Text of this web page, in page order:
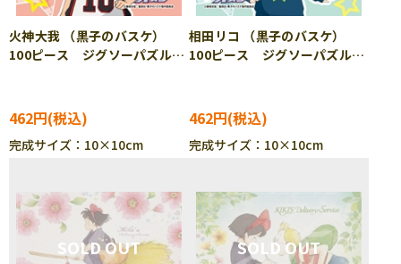
火神大我 （黒子のバスケ）
100ピース ジグソーパズル
462円
完成サイズ：10×10cm
相田リコ （黒子のバスケ）
100ピース ジグソーパズル
462円
完成サイズ：10×10cm